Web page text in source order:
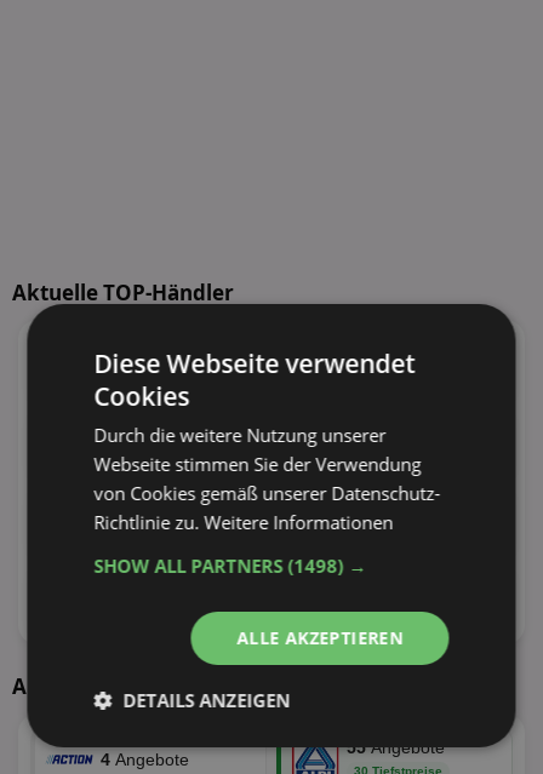
Aktuelle TOP-Händler
95 Angebote
38 Tiefstpreise
Angebote
30 Tiefstpreise
100 Angebote
30 Tiefstpreise
110 Angebote
29 Tiefstpreise
27 Tiefstpreise 24 Tiefstpreise
19 Tiefstpreise
Aktuelle Angebote
4 Angebote
55 Angebote
30 Tiefstpreise
Diese Webseite verwendet
Cookies
Durch die weitere Nutzung unserer
Webseite stimmen Sie der Verwendung
von Cookies gemäß unserer Datenschutz-
Richtlinie zu.Weitere Informationen
SHOW ALL PARTNERS(1498) →
ALLE AKZEPTIEREN
DETAILS ANZEIGEN
Unbedingt
Performance